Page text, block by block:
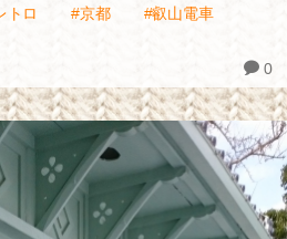
トロ #京都 #叡山電車
0